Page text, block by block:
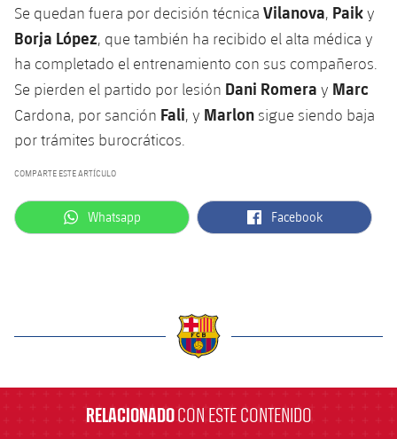
Se quedan fuera por decisión técnica Vilanova, Paiky
Borja López, que también ha recibido el alta médica y
ha completado el entrenamiento con sus compañeros.
Se pierden el partido por lesión Dani Romera y Marc
Cardona, por sanción Fali, y Marlon sigue siendo baja
por trámites burocráticos.
COMPARTE ESTE ARTÍCULO
label.aria.whatsapp
Whatsapp label.aria.facebook
Facebook
RELACIONADOCON ESTE CONTENIDO